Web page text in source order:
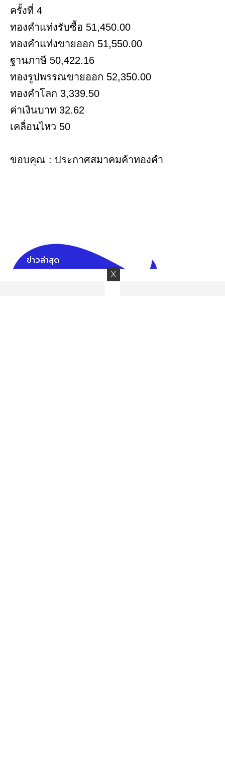
ครั้งที่ 4
ทองคำแท่งรับซื้อ 51,450.00
ทองคำแท่งขายออก 51,550.00
ฐานภาษี 50,422.16
ทองรูปพรรณขายออก 52,350.00
ทองคำโลก 3,339.50
ค่าเงินบาท 32.62
เคลื่อนไหว 50
ขอบคุณ : ประกาศสมาคมค้าทองคำ
ข่าวล่าสุด